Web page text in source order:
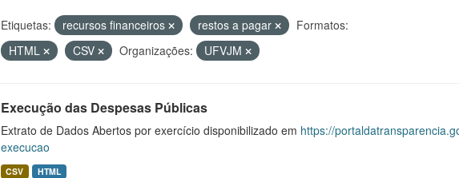
Etiquetas: recursos financeiros restos a pagar
Formatos:
HTML
CSV Organizações: UFVJM
Execução das Despesas Públicas
Extrato de Dados Abertos por exercício disponibilizado em https://
execucao
CSV HTML